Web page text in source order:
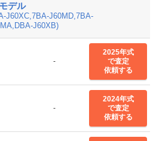
デル
J60XC,7BA-J60MD,7BA-
J60XB)
-
2025年式
で査定
依頼する
-
2024年式
で査定
依頼する